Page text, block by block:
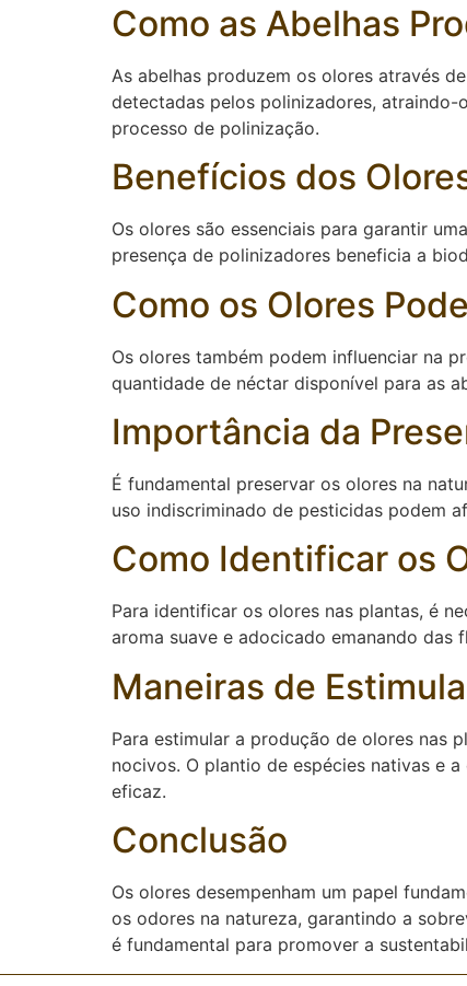
Como as Abelhas
As abelhas produzem os olores através
detectadas pelos polinizadores, atraindo-
processo de polinização.
Benefícios dos
Os olores são essenciais para garantir
presença de polinizadores beneficia a
Como os Olores
Os olores também podem influenciar na
quantidade de néctar disponível para as
Importância da
É fundamental preservar os olores na
uso indiscriminado de pesticidas podem
Como Identificar os
Para identificar os olores nas plantas, é
aroma suave e adocicado emanando
Maneiras de
Para estimular a produção de olores nas
nocivos. O plantio de espécies nativas e
eficaz.
Conclusão
Os olores desempenham um papel
os odores na natureza, garantindo a
é fundamental para promover a